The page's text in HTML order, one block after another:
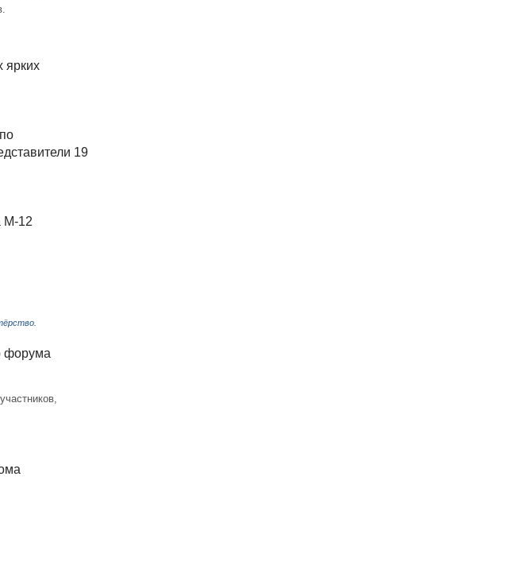
ярких
19
М-12
форума